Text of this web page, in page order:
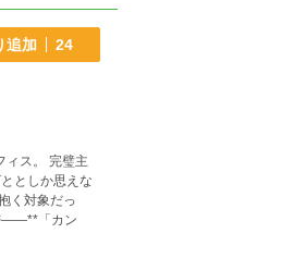
追加 24
ィス。 完璧主
としか思えな
く対象だっ
——**「カン